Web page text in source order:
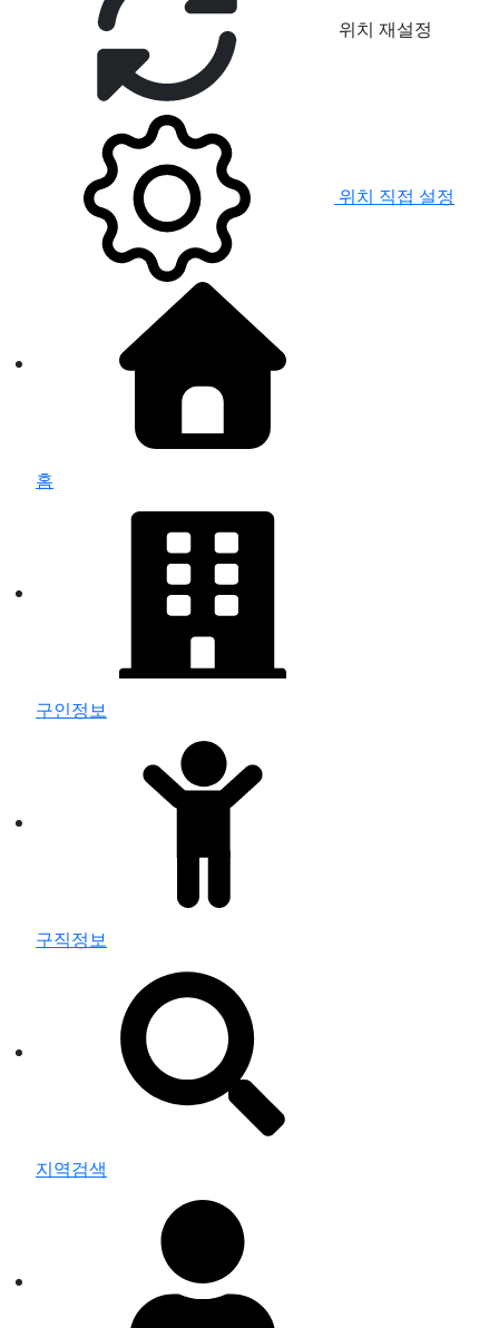
위치 재설정
위치 직접 설정
홈
구인정보
구직정보
지역검색